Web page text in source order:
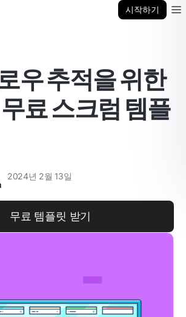
시작하기
우 추적을 위한
료 스크럼 템플
2024년 2월 13일
무료 템플릿 받기